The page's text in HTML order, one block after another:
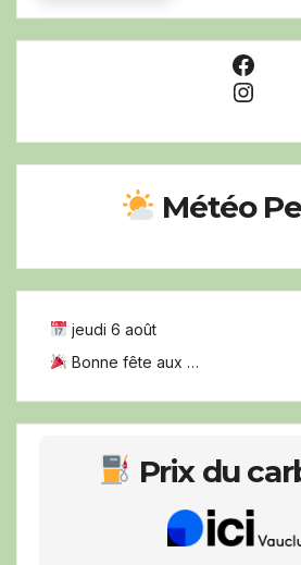
Météo
jeudi 6 août
Bonne fête aux …
Prix du